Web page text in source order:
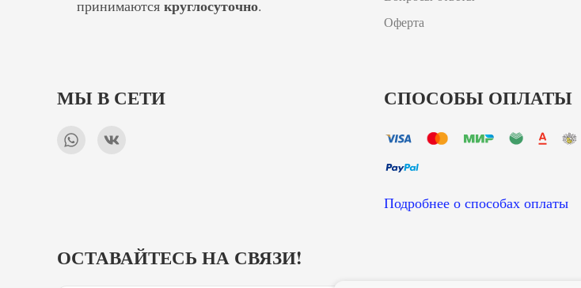
принимаются круглосуточно.
Оферта
МЫ В СЕТИ СПОСОБЫ ОПЛАТЫ
Подробнее о способах оплаты
ОСТАВАЙТЕСЬ НА СВЯЗИ!